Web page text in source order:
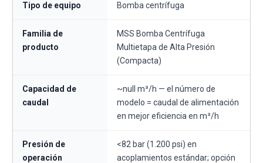
Tipo de equipo Bomba centrífuga
Familia de
producto
MSS Bomba Centrífuga
Multietapa de Alta Presión
(Compacta)
Capacidad de
caudal
~null m³/h — el número de
modelo = caudal de alimentación
en mejor eficiencia en m³/h
Presión de
operación
<82 bar (1.200 psi) en
acoplamientos estándar; opción